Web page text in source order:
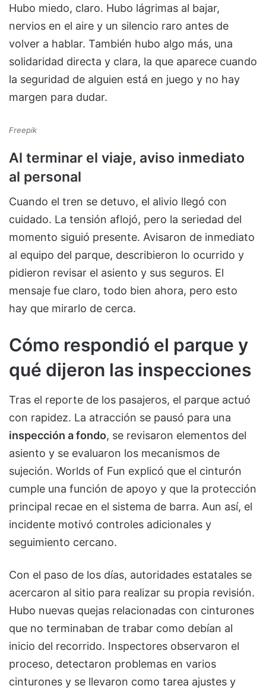
Hubo miedo, claro. Hubo lágrimas al bajar,
nervios en el aire y un silencio raro antes de
volver a hablar. También hubo algo más, una
solidaridad directa y clara, la que aparece cuando
la seguridad de alguien está en juego y no hay
margen para dudar.
Freepik
Al terminar el viaje, aviso inmediato
al personal
Cuando el tren se detuvo, el alivio llegó con
cuidado. La tensión aflojó, pero la seriedad del
momento siguió presente. Avisaron de inmediato
al equipo del parque, describieron lo ocurrido y
pidieron revisar el asiento y sus seguros. El
mensaje fue claro, todo bien ahora, pero esto
hay que mirarlo de cerca.
Cómo respondió el parque y
qué dijeron las inspecciones
Tras el reporte de los pasajeros, el parque actuó
con rapidez. La atracción se pausó para una
inspección a fondo, se revisaron elementos del
asiento y se evaluaron los mecanismos de
sujeción. Worlds of Fun explicó que el cinturón
cumple una función de apoyo y que la protección
principal recae en el sistema de barra. Aun así, el
incidente motivó controles adicionales y
seguimiento cercano.
Con el paso de los días, autoridades estatales se
acercaron al sitio para realizar su propia revisión.
Hubo nuevas quejas relacionadas con cinturones
que no terminaban de trabar como debían al
inicio del recorrido. Inspectores observaron el
proceso, detectaron problemas en varios
cinturones y se llevaron como tarea ajustes y